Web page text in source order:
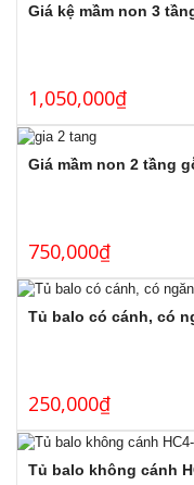
Giá kệ mầm non 3
1,050,000₫
Giá mầm non 2 tầng
750,000₫
Tủ balo có cánh, có
250,000₫
Tủ balo không cánh